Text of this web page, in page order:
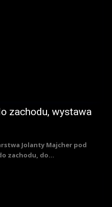
zachodu, wystawa
Jolanty Majcher pod
zachodu, do...